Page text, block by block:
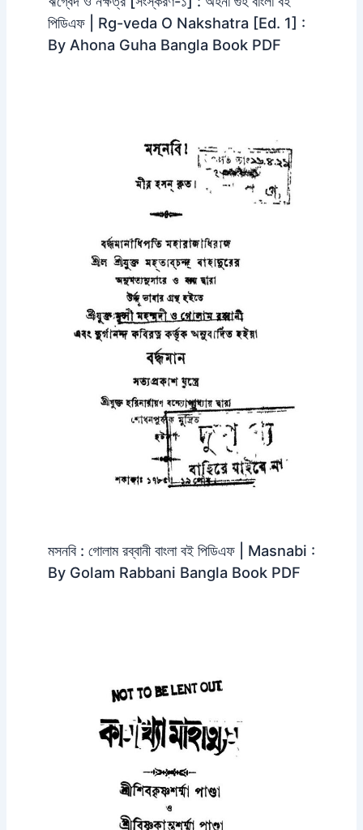
পিডিএফ | Rg-veda O Nakshatra [Ed. 1] :
By Ahona Guha Bangla Book PDF
মসনবি : গোলাম রব্বানী বাংলা বই পিডিএফ | Masnabi :
By Golam Rabbani Bangla Book PDF